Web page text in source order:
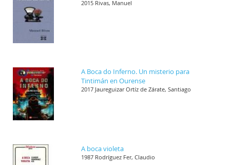
2015 Rivas, Manuel
A Boca do Inferno. Un misterio para
Tintimán en Ourense
2017 Jaureguizar Ortíz de Zárate, Santiago
A boca violeta
1987 Rodríguez Fer, Claudio